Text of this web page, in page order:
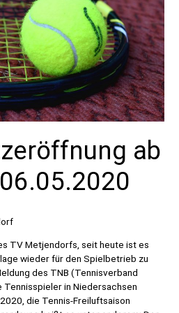
ab
TV Metjendorfs, seit heute ist es
wieder für den Spielbetrieb zu
des TNB (Tennisverband
Tennisspieler in Niedersachsen
die Tennis-Freiluftsaison